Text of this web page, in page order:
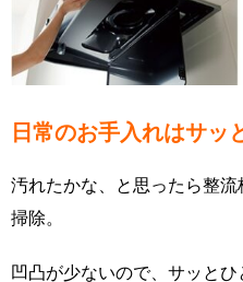
日常のお手入れはサッ
汚れたかな、と思ったら整
掃除。
凹凸が少ないので、サッと